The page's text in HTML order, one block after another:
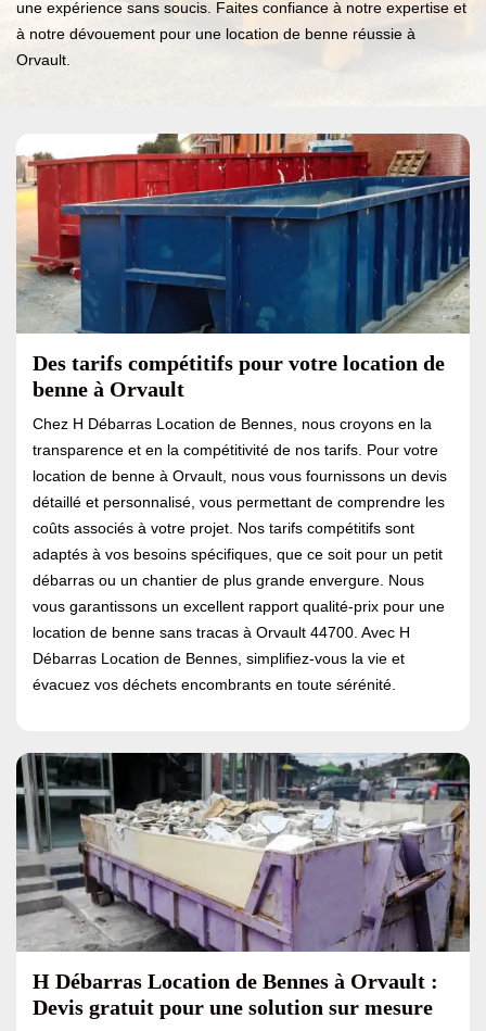
une expérience sans soucis. Faites confiance à notre expertise et
à notre dévouement pour une location de benne réussie à
Orvault.
Des tarifs compétitifs pour votre location de
benne à Orvault
Chez H Débarras Location de Bennes, nous croyons en la
transparence et en la compétitivité de nos tarifs. Pour votre
location de benne à Orvault, nous vous fournissons un devis
détaillé et personnalisé, vous permettant de comprendre les
coûts associés à votre projet. Nos tarifs compétitifs sont
adaptés à vos besoins spécifiques, que ce soit pour un petit
débarras ou un chantier de plus grande envergure. Nous
vous garantissons un excellent rapport qualité-prix pour une
location de benne sans tracas à Orvault 44700. Avec H
Débarras Location de Bennes, simplifiez-vous la vie et
évacuez vos déchets encombrants en toute sérénité.
H Débarras Location de Bennes à Orvault :
Devis gratuit pour une solution sur mesure